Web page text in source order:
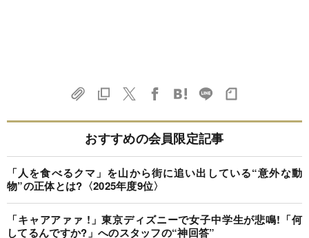
おすすめの会員限定記事
「人を食べるクマ」を山から街に追い出している“意外な動
物”の正体とは?〈2025年度9位〉
「キャアアァァ !」東京ディズニーで女子中学生が悲鳴!「何
してるんですか?」へのスタッフの“神回答”